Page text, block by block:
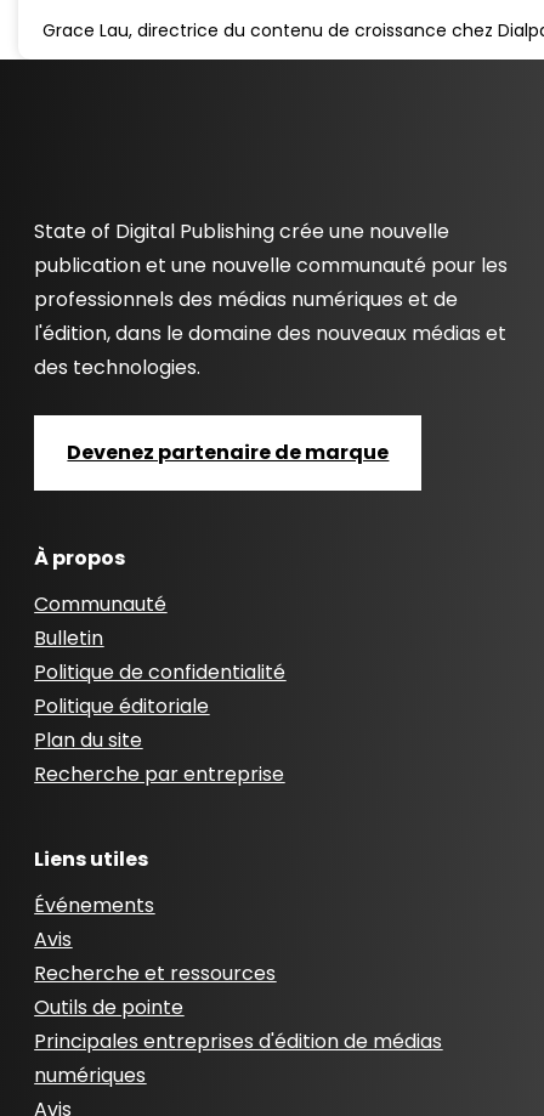
Grace Lau, directrice du contenu de croissance chez
State of Digital Publishing crée une nouvelle
publication et une nouvelle communauté pour les
professionnels des médias numériques et de
l'édition, dans le domaine des nouveaux médias et
des technologies.
Devenez partenaire de marque
À propos
Communauté
Bulletin
Politique de confidentialité
Politique éditoriale
Plan du site
Recherche par entreprise
Liens utiles
Événements
Avis
Recherche et ressources
Outils de pointe
Principales entreprises d'édition de médias
numériques
Avis